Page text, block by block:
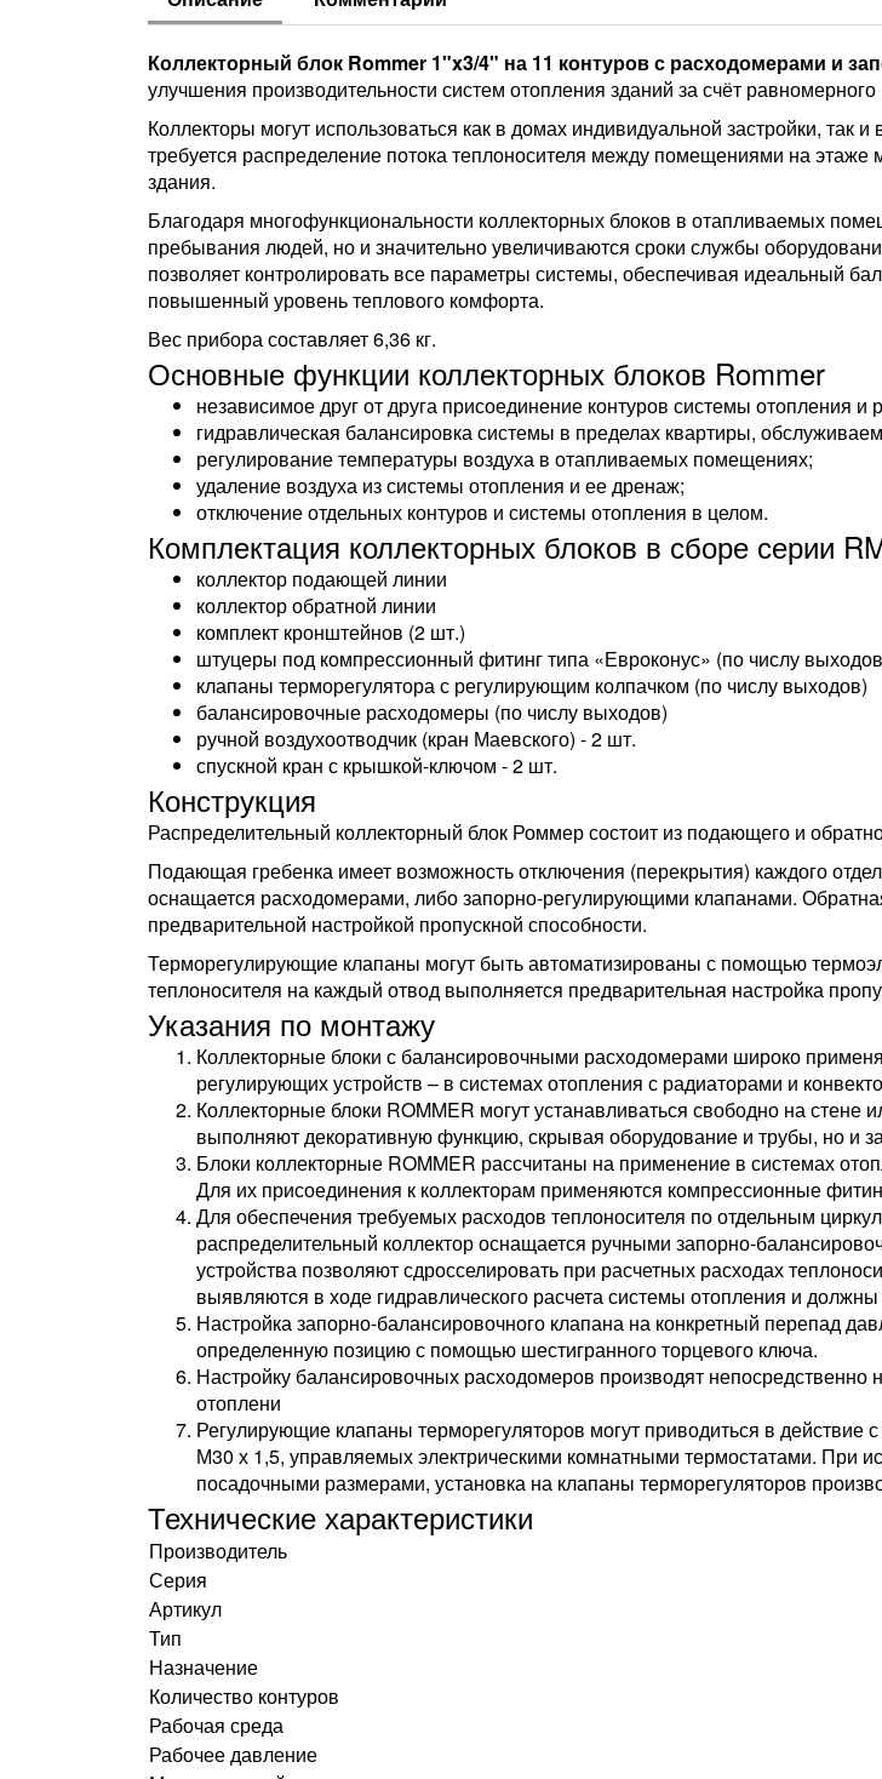
Коллекторный блок Rommer 1"x3/4" на 11 контуров с расходомерами и
улучшения производительности систем отопления зданий за счёт
Коллекторы могут использоваться как в домах индивидуальной застройки, так
требуется распределение потока теплоносителя между помещениями на этаже
здания.
Благодаря многофункциональности коллекторных блоков в отапливаемых
пребывания людей, но и значительно увеличиваются сроки службы
позволяет контролировать все параметры системы, обеспечивая идеальный
повышенный уровень теплового комфорта.
Вес прибора составляет 6,36 кг.
Основные функции коллекторных блоков Rommer
независимое друг от друга присоединение контуров системы отопления
гидравлическая балансировка системы в пределах квартиры,
регулирование температуры воздуха в отапливаемых помещениях;
удаление воздуха из системы отопления и ее дренаж;
отключение отдельных контуров и системы отопления в целом.
Комплектация коллекторных блоков в сборе серии
коллектор подающей линии
коллектор обратной линии
комплект кронштейнов (2 шт.)
штуцеры под компрессионный фитинг типа «Евроконус» (по числу
клапаны терморегулятора с регулирующим колпачком (по числу выходов)
балансировочные расходомеры (по числу выходов)
ручной воздухоотводчик (кран Маевского) - 2 шт.
спускной кран с крышкой-ключом - 2 шт.
Конструкция
Распределительный коллекторный блок Роммер состоит из подающего и
Подающая гребенка имеет возможность отключения (перекрытия) каждого
оснащается расходомерами, либо запорно-регулирующими клапанами.
предварительной настройкой пропускной способности.
Терморегулирующие клапаны могут быть автоматизированы с помощью
теплоносителя на каждый отвод выполняется предварительная настройка
Указания по монтажу
Коллекторные блоки с балансировочными расходомерами широко
регулирующих устройств – в системах отопления с радиаторами и
Коллекторные блоки ROMMER могут устанавливаться свободно на
выполняют декоративную функцию, скрывая оборудование и трубы, но и
Блоки коллекторные ROMMER рассчитаны на применение в системах
Для их присоединения к коллекторам применяются компрессионные
Для обеспечения требуемых расходов теплоносителя по отдельным
распределительный коллектор оснащается ручными запорно-
устройства позволяют сдросселировать при расчетных расходах
выявляются в ходе гидравлического расчета системы отопления и
Настройка запорно-балансировочного клапана на конкретный перепад
определенную позицию с помощью шестигранного торцевого ключа.
Настройку балансировочных расходомеров производят
отоплени
Регулирующие клапаны терморегуляторов могут приводиться в
М30 х 1,5, управляемых электрическими комнатными термостатами. При
посадочными размерами, установка на клапаны терморегуляторов
Технические характеристики
Производитель
Серия
Артикул
Тип
Назначение
Количество контуров
Рабочая среда
Рабочее давление